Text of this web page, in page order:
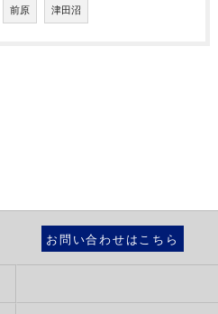
前原 津田沼
お問い合わせはこちら